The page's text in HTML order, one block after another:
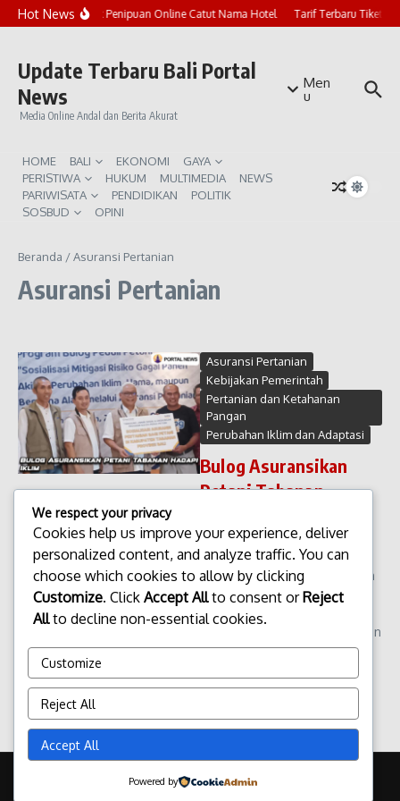
Lewati ke konten
Hot NewsMarak Penipuan Online Catut Nama Hotel Tarif Terbaru Tiket
Update Terbaru Bali Portal
News
Media Online Andal dan Berita Akurat
Men
u
HOME BALI EKONOMI
GAYA
PERISTIWA
HUKUM MULTIMEDIA
NEWS
PARIWISATA
PENDIDIKAN
POLITIK
SOSBUD
OPINI
Beranda /Asuransi Pertanian
Asuransi Pertanian
Asuransi Pertanian
Kebijakan Pemerintah
Pertanian dan Ketahanan
Pangan
Perubahan Iklim dan Adaptasi
Bulog Asuransikan
Petani Tabanan
Bulog Asuransikan Petani
Tabanan Hadapi Iklim.
Perubahan iklim yang semakin
tidak menentu memberikan
tantangan besar bagi para
petani, khususnya di Kabupaten
Tabanan, Bali. Untuk
admin Februari 7, 2026
Read More
Copyright © 2026 Update Terbaru Bali Portal News | Powered by
We respect your privacy
Cookies help us improve your experience, deliver
personalized content, and analyze traffic. You can
choose which cookies to allow by clicking
Customize. Click Accept Allto consent orReject
Allto decline non-essential cookies.
Customize
Reject All
Accept All
Powered by